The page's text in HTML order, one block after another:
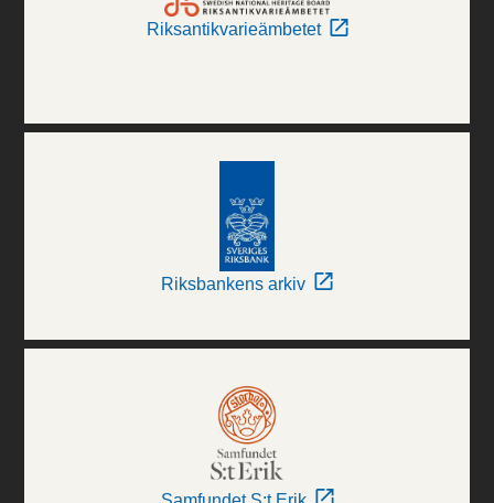
Riksantikvarieämbetet
Riksbankens arkiv